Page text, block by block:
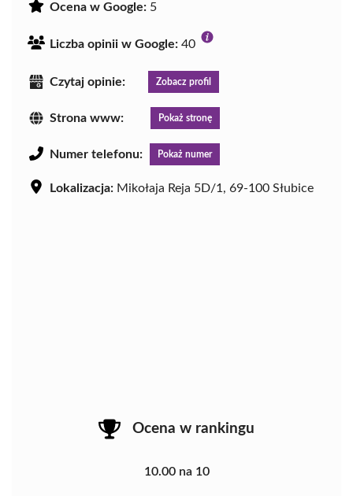
Ocena w Google: 5
Liczba opinii w Google: 40
Czytaj opinie: Zobacz profil
Strona www: Pokaż stronę
Numer telefonu: Pokaż numer
Lokalizacja: Mikołaja Reja 5D/1, 69-100 Słubice
Ocena w rankingu
10.00 na 10